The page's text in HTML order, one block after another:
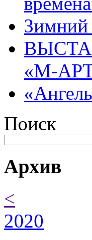
Зимний
«М-
Поиск
Архив
<
2020